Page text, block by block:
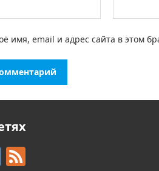
имя, email и адрес сайта в этом
V